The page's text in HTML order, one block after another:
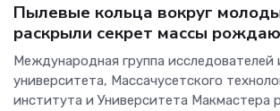
Пылевые кольца вокруг
раскрыли секрет массы
планет - Интернет технологии.
Международная группа исследователей
университета, Массачусетского
института и Университета Макмастера